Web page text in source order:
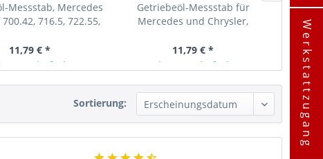
Messstab, Mercedes
716.5, 722.55,
11,79 € *
Lager lieferbar
Getriebeöl-Messstab für
Mercedes und Chrysler,
11,79 € *
Ab Lager lieferbar
wie
Sortierung: Werkstattzugang